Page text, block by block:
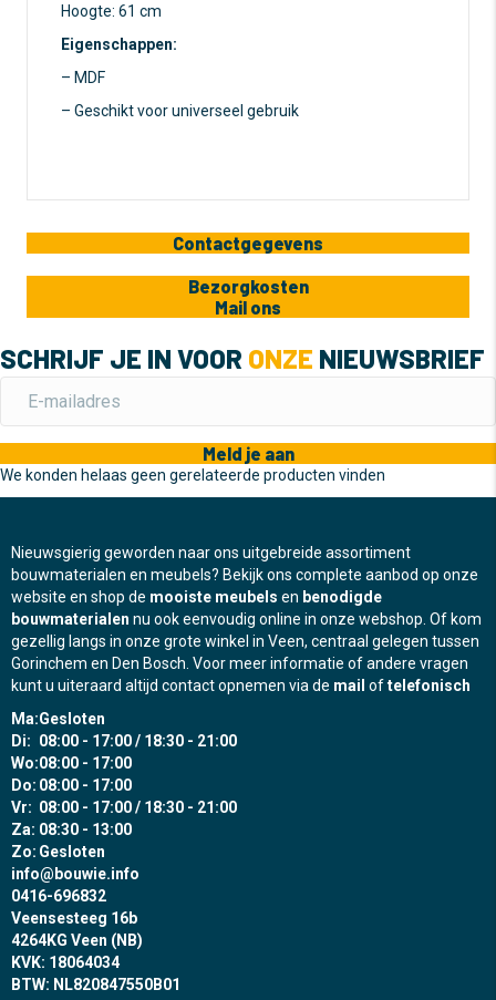
Hoogte: 61 cm
Eigenschappen:
– MDF
– Geschikt voor universeel gebruik
Contactgegevens
Bezorgkosten
Mail ons
SCHRIJF JE IN VOOR ONZE NIEUWSBRIEF
Meld je aan
We konden helaas geen gerelateerde producten vinden
Nieuwsgierig geworden naar ons uitgebreide assortiment
bouwmaterialen en meubels? Bekijk ons complete aanbod op onze
website en shop de mooiste meubels en benodigde
bouwmaterialen nu ook eenvoudig online in onze webshop. Of kom
gezellig langs in onze grote winkel in Veen, centraal gelegen tussen
Gorinchem en Den Bosch. Voor meer informatie of andere vragen
kunt u uiteraard altijd contact opnemen via de mail oftelefonisch
Ma:Gesloten
Di: 08:00 - 17:00 / 18:30 - 21:00
Wo:08:00 - 17:00
Do: 08:00 - 17:00
Vr: 08:00 - 17:00 / 18:30 - 21:00
Za: 08:30 - 13:00
Zo: Gesloten
info@bouwie.info
0416-696832
Veensesteeg 16b
4264KG Veen (NB)
KVK: 18064034
BTW: NL820847550B01